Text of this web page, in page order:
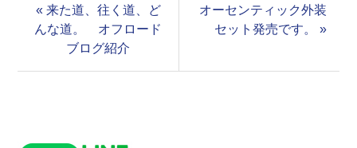
« 来た道、往く道、ど
んな道。 オフロード
ブログ紹介
オーセンティック外装
セット発売です。 »